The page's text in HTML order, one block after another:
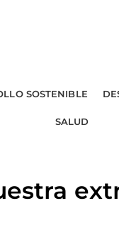
SOSTENIBLE
SALUD